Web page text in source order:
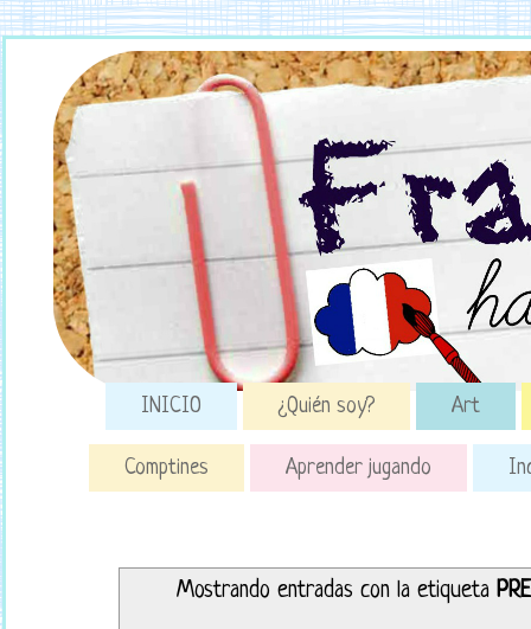
INICIO ¿Quién soy? Art
Comptines Aprender jugando
Mostrando entradas con la etiqueta